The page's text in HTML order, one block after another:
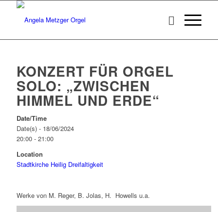
KONZERT FÜR ORGEL
SOLO: „ZWISCHEN
HIMMEL UND ERDE“
Date/Time
Date(s) - 18/06/2024
20:00 - 21:00
Location
Stadtkirche Heilig Dreifaltigkeit
Werke von M. Reger, B. Jolas, H. Howells u.a.